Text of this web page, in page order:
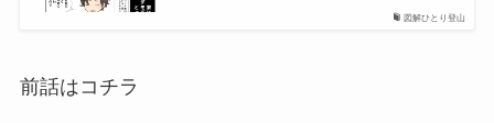
図解ひとり登山
前話はコチラ